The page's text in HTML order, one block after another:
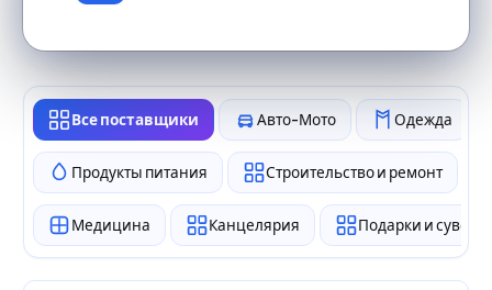
Все поставщики Авто-Мото Одежда
Продукты питания Строительство и ремонт
Медицина Канцелярия Подарки и